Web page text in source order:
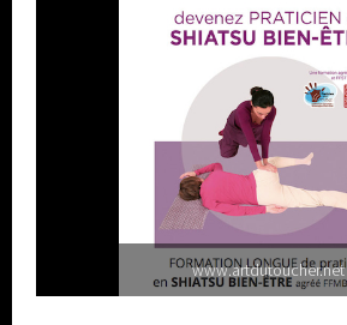
www.artdutoucher.net